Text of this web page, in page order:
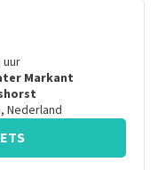
uur
Markant
, Nederland